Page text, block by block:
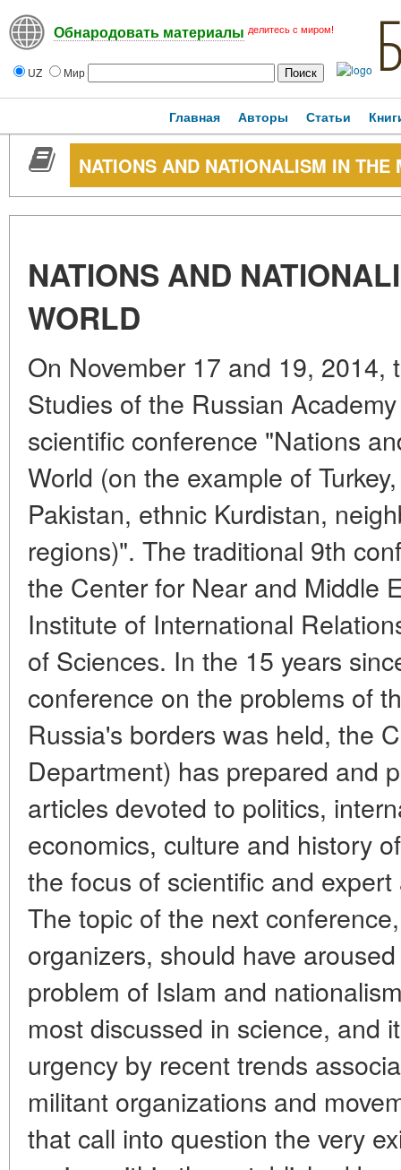
Обнародовать материалы делитесь с миром!
UZ Мир
Главная Авторы Статьи
NATIONS AND NATIONALISM IN THE
NATIONS AND
WORLD
On November 17 and 19, 2014,
Studies of the Russian
scientific conference "Nations
World (on the example of
Pakistan, ethnic Kurdistan,
regions)". The traditional 9th
the Center for Near and Middle
Institute of International
of Sciences. In the 15 years
conference on the problems of
Russia's borders was held, the
Department) has prepared and
articles devoted to politics,
economics, culture and history
the focus of scientific and
The topic of the next
organizers, should have
problem of Islam and
most discussed in science, and
urgency by recent trends
militant organizations and
that call into question the very